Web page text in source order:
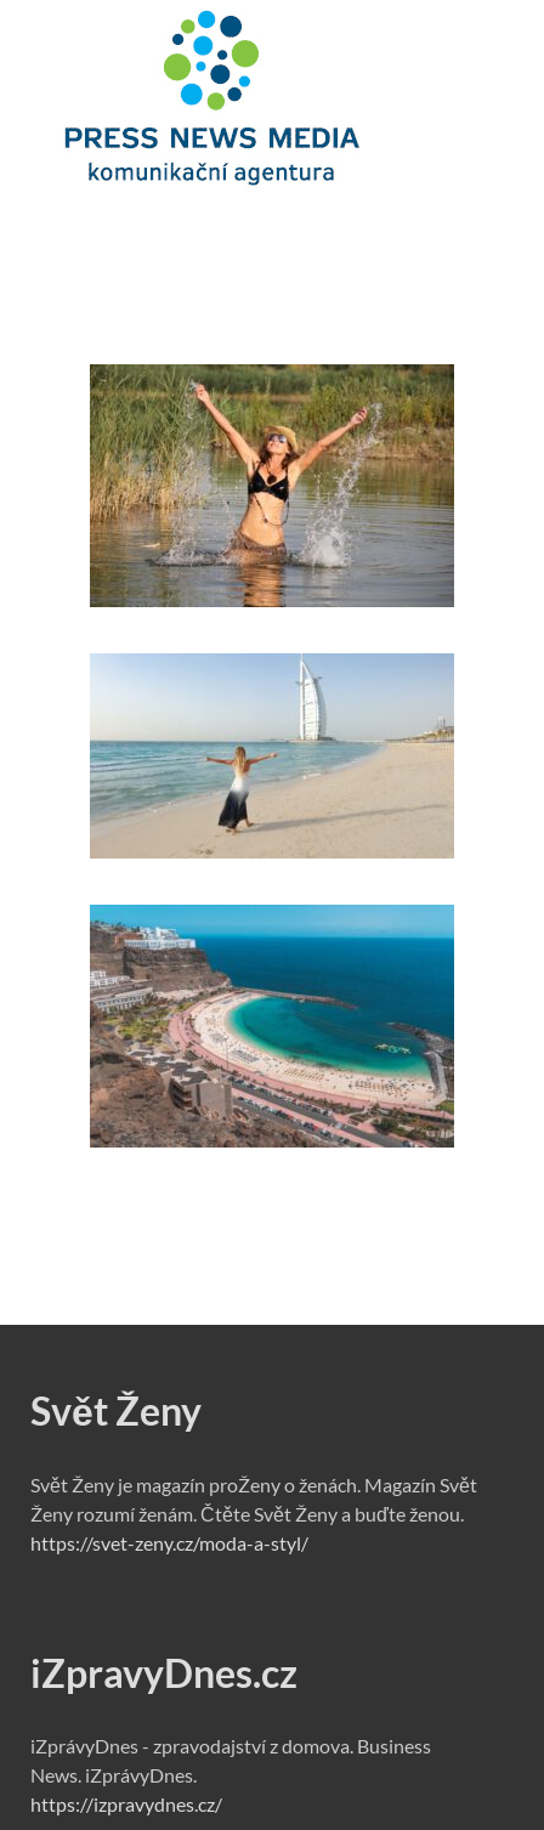
Svět Ženy
Svět Ženy je magazín proŽeny o ženách. Magazín Svět
Ženy rozumí ženám. Čtěte Svět Ženy a buďte ženou.
https://svet-zeny.cz/moda-a-styl/
iZpravyDnes.cz
iZprávyDnes - zpravodajství z domova. Business
News. iZprávyDnes.
https://izpravydnes.cz/